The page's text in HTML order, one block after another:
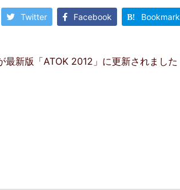
Twitter Facebook Bookmark
新版「ATOK 2012」に更新されました